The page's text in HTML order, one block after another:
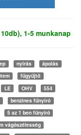
1-5 munkanap
nyírás
ápolás
fűgyűjtő
LE OHV
554
benzines fűnyíró
5 az 1 ben fűnyíró
vágószélesség